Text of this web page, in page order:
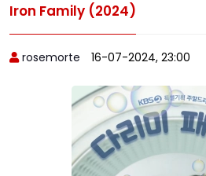
Iron Family (2024)
rosemorte 16-07-2024, 23:00